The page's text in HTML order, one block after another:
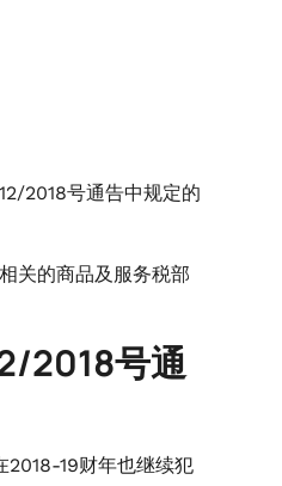
2018号通告中规定的
关的商品及服务税部
2018号通
2018-19财年也继续犯